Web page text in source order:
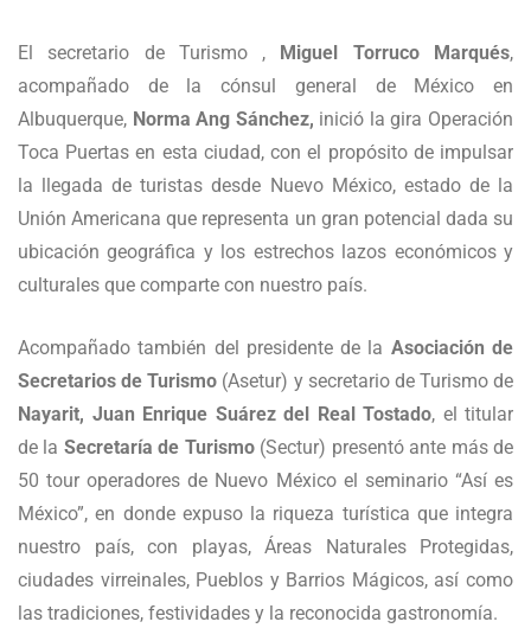
El secretario de Turismo , Miguel Torruco Marqués,
acompañado de la cónsul general de México en
Albuquerque, Norma Ang Sánchez, inició la gira Operación
Toca Puertas en esta ciudad, con el propósito de impulsar
la llegada de turistas desde Nuevo México, estado de la
Unión Americana que representa un gran potencial dada su
ubicación geográfica y los estrechos lazos económicos y
culturales que comparte con nuestro país.
Acompañado también del presidente de la Asociación de
Secretarios de Turismo (Asetur) y secretario de Turismo de
Nayarit, Juan Enrique Suárez del Real Tostado, el titular
de la Secretaría de Turismo(Sectur) presentó ante más de
50 tour operadores de Nuevo México el seminario “Así es
México”, en donde expuso la riqueza turística que integra
nuestro país, con playas, Áreas Naturales Protegidas,
ciudades virreinales, Pueblos y Barrios Mágicos, así como
las tradiciones, festividades y la reconocida gastronomía.